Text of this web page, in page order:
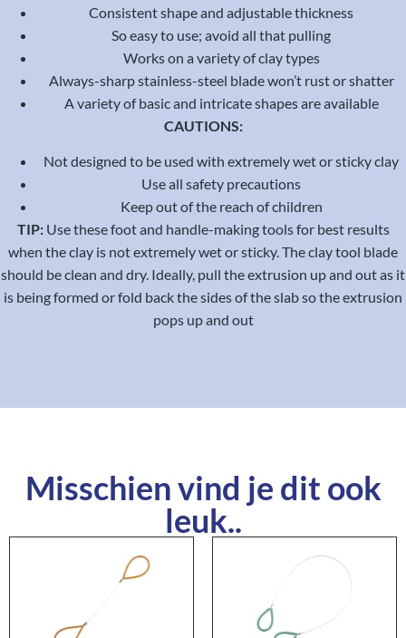
Consistent shape and adjustable thickness
So easy to use; avoid all that pulling
Works on a variety of clay types
Always-sharp stainless-steel blade won’t rust or shatter
A variety of basic and intricate shapes are available
CAUTIONS:
Not designed to be used with extremely wet or sticky clay
Use all safety precautions
Keep out of the reach of children
TIP:Use these foot and handle-making tools for best results
when the clay is not extremely wet or sticky. The clay tool blade
should be clean and dry. Ideally, pull the extrusion up and out as it
is being formed or fold back the sides of the slab so the extrusion
pops up and out
Misschien vind je dit ook
leuk..